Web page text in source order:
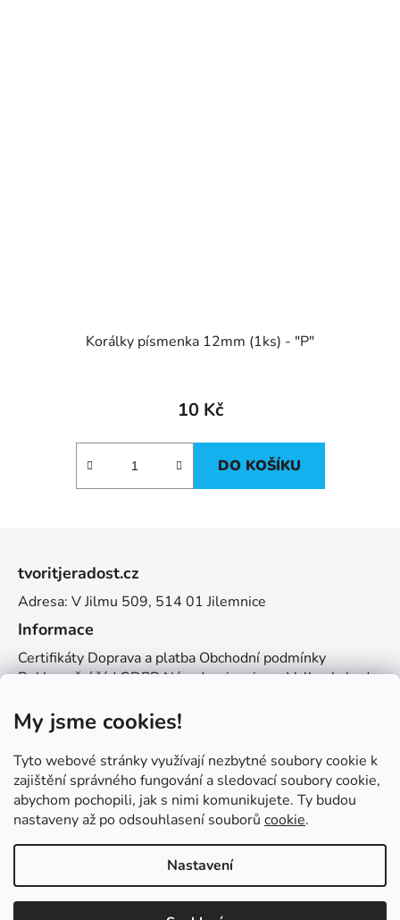
My jsme cookies!
Tyto webové stránky využívají nezbytné soubory cookie k
zajištění správného fungování a sledovací soubory cookie,
abychom pochopili, jak s nimi komunikujete. Ty budou
nastaveny až po odsouhlasení souborů cookie.
Nastavení
Korálky písmenka 12mm (1ks) - "P"
10 Kč
DO KOŠÍKU
tvoritjeradost.cz
Adresa: V Jilmu 509, 514 01 Jilemnice
Informace
Certifikáty Doprava a platba Obchodní podmínky
Reklamační řádGDPRNávody a inspiraceVelkoobchod
Kontakt
info@zemetvoreni.cz Míša:605 077 705
Adél:775 683 521
Zemětvoření
Vytvořil Shoptet